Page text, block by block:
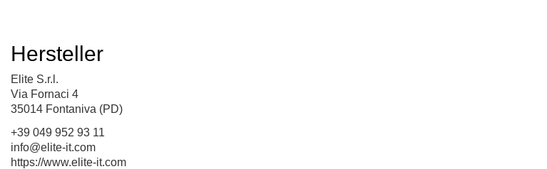
Hersteller
Elite S.r.l.
Via Fornaci 4
35014 Fontaniva (PD)
+39 049 952 93 11
info@elite-it.com
https://www.elite-it.com